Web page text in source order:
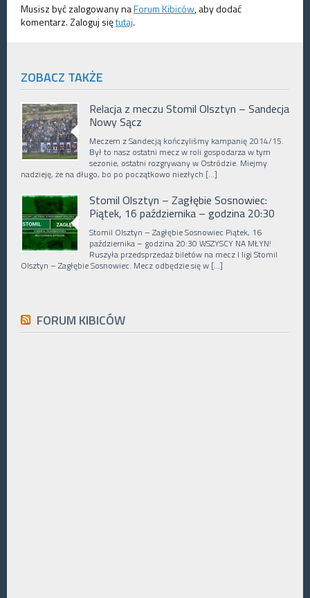
Musisz być zalogowany naForum Kibiców, aby dodać
komentarz. Zaloguj siętutaj.
ZOBACZ TAKŻE
Relacja z meczu Stomil Olsztyn – Sandecja
Nowy Sącz
Meczem z Sandecją kończyliśmy kampanię 2014/15.
Był to nasz ostatni mecz w roli gospodarza w tym
sezonie, ostatni rozgrywany w Ostródzie. Miejmy
nadzieję, że na długo, bo po początkowo niezłych […]
Stomil Olsztyn – Zagłębie Sosnowiec:
Piątek, 16 października – godzina 20:30
Stomil Olsztyn – Zagłębie Sosnowiec Piątek, 16
października – godzina 20:30 WSZYSCY NA MŁYN!
Ruszyła przedsprzedaż biletów na mecz I ligi Stomil
Olsztyn – Zagłębie Sosnowiec. Mecz odbędzie się w […]
FORUM KIBICÓW